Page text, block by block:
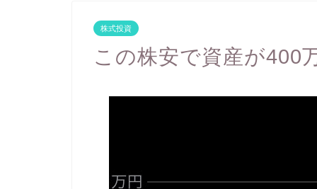
株式投資
この株安で資産が400